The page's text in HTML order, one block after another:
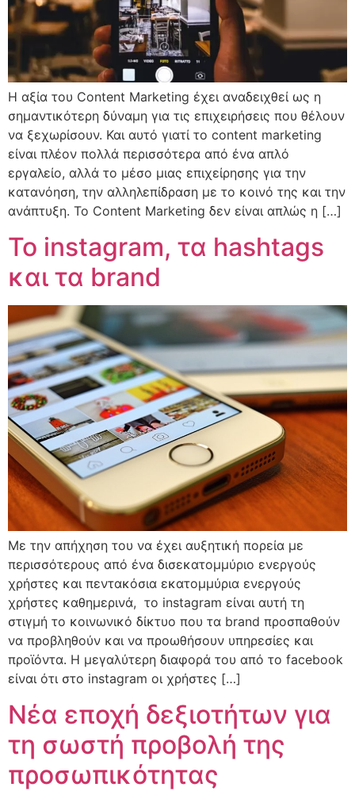
Η αξία του Content Marketing έχει αναδειχθεί ως η
σημαντικότερη δύναμη για τις επιχειρήσεις που θέλουν
να ξεχωρίσουν. Και αυτό γιατί το content marketing
είναι πλέον πολλά περισσότερα από ένα απλό
εργαλείο, αλλά το μέσο μιας επιχείρησης για την
κατανόηση, την αλληλεπίδραση με το κοινό της και την
ανάπτυξη. Το Content Marketing δεν είναι απλώς η […]
Το instagram, τα hashtags
και τα brand
Με την απήχηση του να έχει αυξητική πορεία με
περισσότερους από ένα δισεκατομμύριο ενεργούς
χρήστες και πεντακόσια εκατομμύρια ενεργούς
χρήστες καθημερινά, το instagram είναι αυτή τη
στιγμή το κοινωνικό δίκτυο που τα brand προσπαθούν
να προβληθούν και να προωθήσουν υπηρεσίες και
προϊόντα. Η μεγαλύτερη διαφορά του από το facebook
είναι ότι στο instagram οι χρήστες […]
Νέα εποχή δεξιοτήτων για
τη σωστή προβολή της
προσωπικότητας